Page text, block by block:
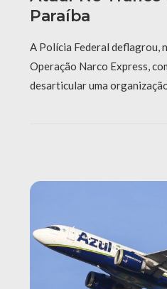
Paraíba
A Polícia Federal deflagrou,
Operação Narco Express,
desarticular uma